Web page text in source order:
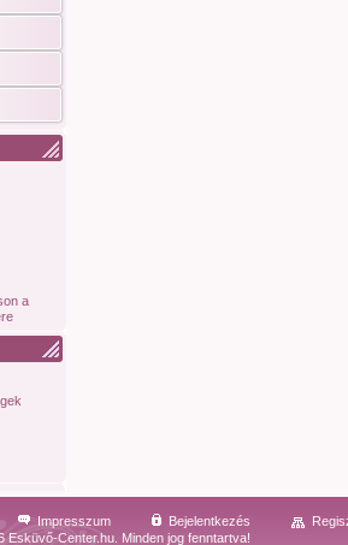
a
Impresszum Bejelentkezés
Esküvő-Center.hu. Minden jog fenntartva!